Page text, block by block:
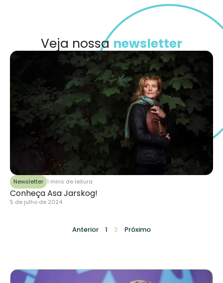
Veja nossa newsletter
Newsletter 1 mins de leitura
Conheça Asa Jarskog!
5 de julho de 2024
Anterior 1 2 Próximo